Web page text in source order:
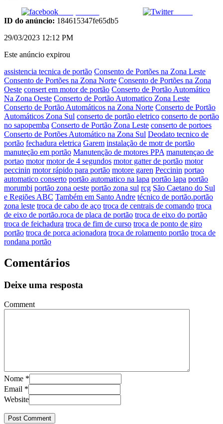
Compartilhar
Tweet
ID do anúncio: 184615347fe65db5
29/03/2023 12:12 PM
Este anúncio expirou
assistencia tecnica de portão Consento de Portões na Zona Leste
Consento de Portões na Zona Norte Consento de Portões na Zona
Oeste consert em motor de portão Conserto de Portão Automático
Na Zona Oeste Conserto de Portão Automatico Zona Leste
Conserto de Portão Automáticos na Zona Norte Conserto de Portão
Automáticos Zona Sul conserto de portão eletrico conserto de portão
no sapopemba Conserto de Portão Zona Leste conserto de portoes
Conserto de Portões Automático na Zona Sul Deodato tecnico de
portão fechadura eletrica Garem instalação de motr de portão
manuteção em portão Manutenção de motores PPA manutençao de
portao motor motor de 4 segundos motor gatter de portão motor
peccinin motor rápido para portão motore garen Peccinin portao
automatico conserto portão automatico na lapa portão lapa portão
morumbi portão zona oeste portão zona sul rcg São Caetano do Sul
e Regiões ABC Também em Santo Andre técnico de portão.portão
zona leste troca de cabo de aço troca de centrais de comando troca
de eixo de portão.roca de placa de portão troca de eixo do portão
troca de feichadura troca de fim de curso troca de ponto de giro
portão troca de porca acionadora troca de rolamento portão troca de
rondana portão
Comentários
Deixe uma resposta
Comment
Nome *
Email *
Website